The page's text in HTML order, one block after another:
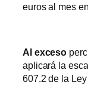
euros al mes
Al exceso
aplicará la
607.2 de la